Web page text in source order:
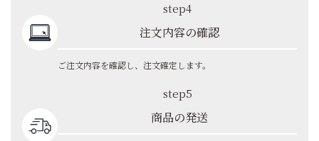
step4
注文内容の確認
ご注文内容を確認し、注文確定します。
step5
商品の発送